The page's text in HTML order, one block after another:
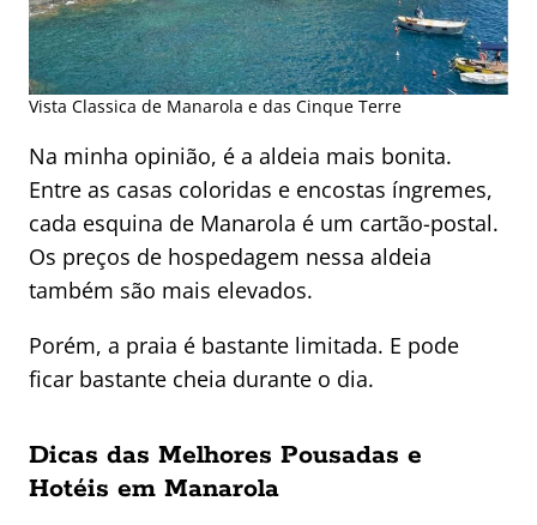
Vista Classica de Manarola e das Cinque Terre
Na minha opinião, é a aldeia mais bonita.
Entre as casas coloridas e encostas íngremes,
cada esquina de Manarola é um cartão-postal.
Os preços de hospedagem nessa aldeia
também são mais elevados.
Porém, a praia é bastante limitada. E pode
ficar bastante cheia durante o dia.
Dicas das Melhores Pousadas e
Hotéis em Manarola